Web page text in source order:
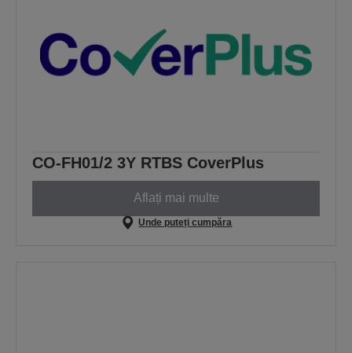
CO-FH01/2 3Y RTBS CoverPlus
Aflați mai multe
Unde puteți cumpăra